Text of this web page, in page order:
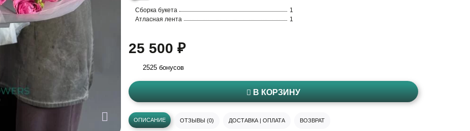
Сборка букета
1
Атласная лента
1
25 500 ₽
2525 бонусов
В КОРЗИНУ
ОПИСАНИЕ ОТЗЫВЫ (0) ДОСТАВКА | ОПЛАТА ВОЗВРАТ